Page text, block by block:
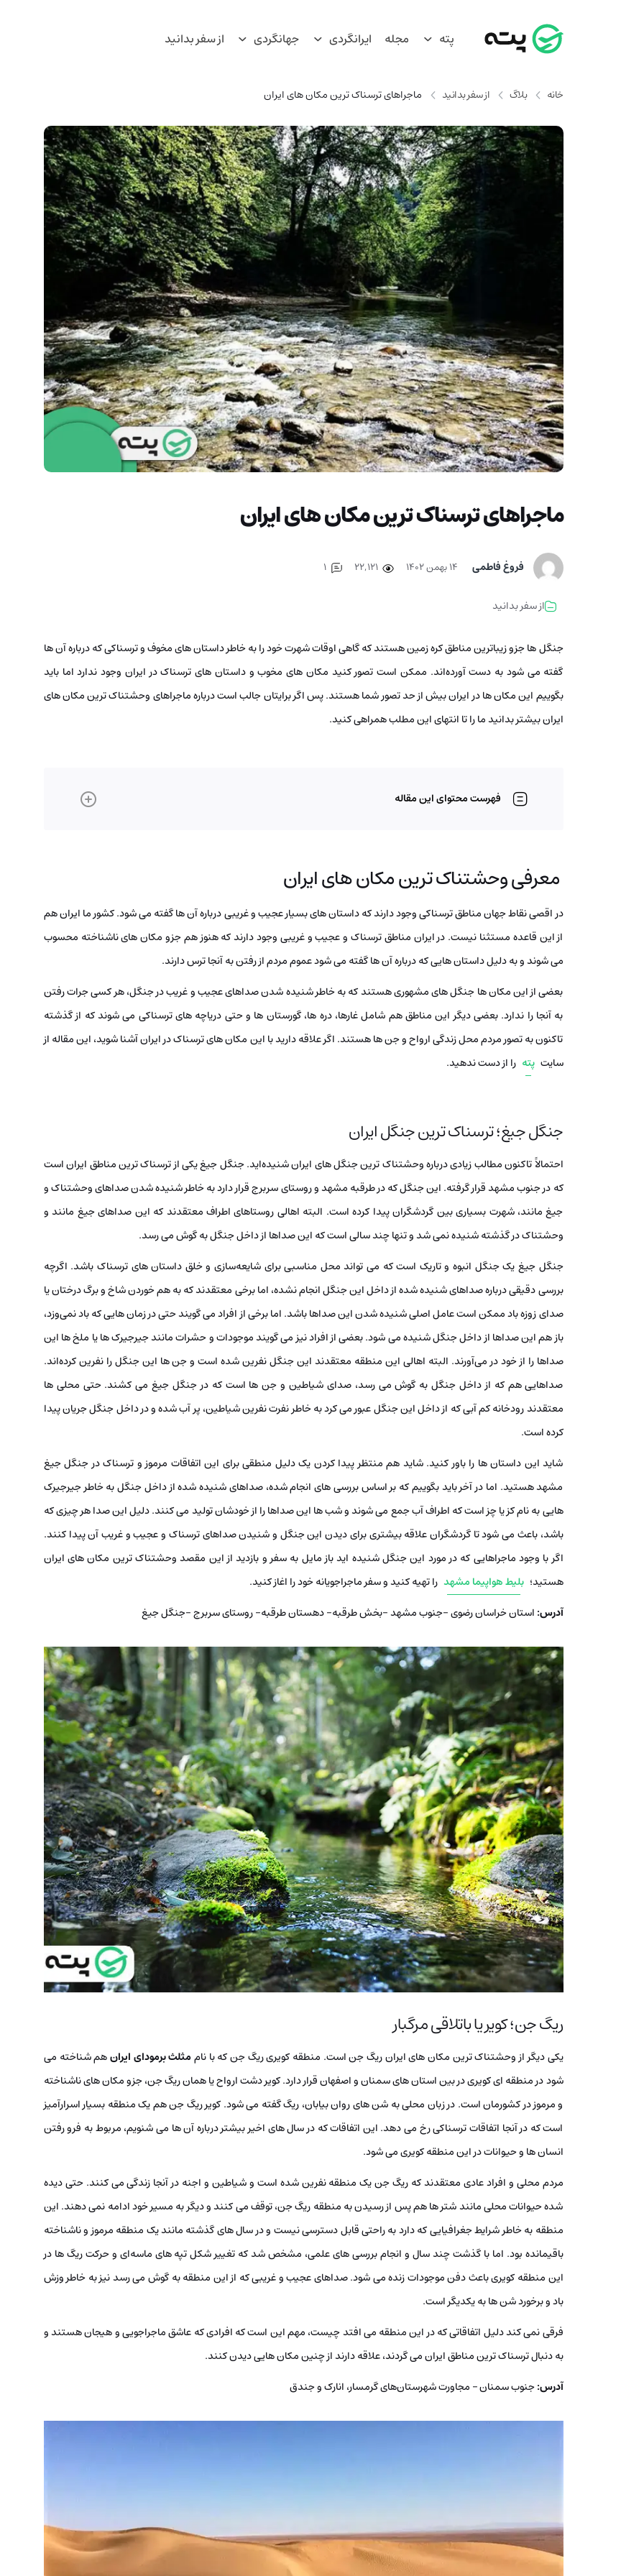
پته مجله ایرانگردی جهانگردی از سفر بدانید
خانه بلاگ از سفر بدانید ماجراهای ترسناک ترین مکان های ایران
ماجراهای ترسناک ترین مکان های ایران
فروغ فاطمی ۱۴ بهمن ۱۴۰۲ 22,121
1
از سفر بدانید
جنگل ‌ها جزو زیباترین مناطق کره زمین هستند که گاهی اوقات شهرت خود را به خاطر داستان ‌های مخوف و ترسناکی که درباره آن ها
گفته می‌ شود به دست آورده‌اند. ممکن است تصور کنید مکان های مخوب و داستان های ترسناک در ایران وجود ندارد اما باید
بگوییم این مکان ها در ایران بیش از حد تصور شما هستند. پس اگر برایتان جالب است درباره ماجراهای وحشتناک ‌ترین مکان های
ایران بیشتر بدانید ما را تا انتهای این مطلب همراهی کنید.
فهرست محتوای این مقاله
معرفی وحشتناک‌ ترین مکان های ایران
در اقصی نقاط جهان مناطق ترسناکی وجود دارند که داستان ‌های بسیار عجیب و غریبی درباره آن ها گفته می ‌شود. کشور ما ایران هم
از این قاعده مستثنا نیست. در ایران مناطق ترسناک و عجیب و غریبی وجود دارند که هنوز هم جزو مکان ‌های ناشناخته محسوب
می ‌شوند و به دلیل داستان ‌هایی که درباره آن ها گفته می ‌شود عموم مردم از رفتن به آنجا ترس دارند.
بعضی از این مکان‌ ها جنگل‌ های مشهوری هستند که به خاطر شنیده شدن صداهای عجیب و غریب در جنگل، هر کسی جرات رفتن
به آنجا را ندارد. بعضی دیگر این مناطق هم شامل غارها، دره‌ ها، گورستان‌ ها و حتی دریاچه‌ های ترسناکی می شوند که از گذشته
تاکنون به تصور مردم محل زندگی ارواح و جن ‌ها هستند. اگر علاقه دارید با این مکان‌ های ترسناک در ایران آشنا شوید، این مقاله از
سایت پته را از دست ندهید.
جنگل جیغ؛ ترسناک ‌ترین جنگل ایران
احتمالاً تاکنون مطالب زیادی درباره وحشتناک‌ ترین جنگل ‌های ایران شنیده‌اید. جنگل جیغ یکی از ترسناک ‌ترین مناطق ایران است
که در جنوب مشهد قرار گرفته. این جنگل که در طرقبه مشهد و روستای سربرج قرار دارد به خاطر شنیده شدن صداهای وحشتناک و
جیغ مانند، شهرت بسیاری بین گردشگران پیدا کرده است. البته اهالی روستاهای اطراف معتقدند که این صداهای جیغ مانند و
وحشتناک در گذشته شنیده نمی ‌شد و تنها چند سالی است که این صداها از داخل جنگل به گوش می ‌رسد.
جنگل جیغ یک جنگل انبوه و تاریک است که می ‌تواند محل مناسبی برای شایعه‌سازی و خلق داستان ‌های ترسناک باشد. اگرچه
بررسی دقیقی درباره صداهای شنیده شده از داخل این جنگل انجام نشده، اما برخی معتقدند که به هم خوردن شاخ و برگ درختان یا
صدای زوزه باد ممکن است عامل اصلی شنیده شدن این صداها باشد. اما برخی از افراد می گویند حتی در زمان‌ هایی که باد نمی‌وزد،
باز هم این صداها از داخل جنگل شنیده می‌ شود. بعضی از افراد نیز می ‌گویند موجودات و حشرات مانند جیرجیرک ‌ها یا ملخ‌ ها این
صداها را از خود در می‌آورند. البته اهالی این منطقه معتقدند این جنگل نفرین شده است و جن ‌ها این جنگل را نفرین کرده‌اند.
صداهایی هم که از داخل جنگل به گوش می ‌رسد، صدای شیاطین و جن ‌ها است که در جنگل جیغ می ‌کشند. حتی محلی‌ ها
معتقدند رودخانه کم آبی که از داخل این جنگل عبور می ‌کرد به خاطر نفرت نفرین شیاطین، پر آب شده و در داخل جنگل جریان پیدا
کرده است.
شاید این داستان‌ ها را باور کنید. شاید هم منتظر پیدا کردن یک دلیل منطقی برای این اتفاقات مرموز و ترسناک در جنگل جیغ
مشهد هستید. اما در آخر باید بگوییم که بر اساس بررسی ‌های انجام شده، صداهای شنیده شده از داخل جنگل به خاطر جیرجیرک‌
هایی به نام کز یا چز است که اطراف آب جمع می ‌شوند و شب‌ ها این صداها را از خودشان تولید می ‌کنند. دلیل این صدا هر چیزی که
باشد، باعث می‌ شود تا گردشگران علاقه بیشتری برای دیدن این جنگل و شنیدن صداهای ترسناک و عجیب و غریب آن پیدا کنند.‌
اگر با وجود ماجراهایی که در مورد این جنگل شنیده اید باز مایل به سفر و بازدید از این مقصد وحشتناک ترین مکان های ایران
هستید؛ بلیط هواپیما مشهد را تهیه کنید و سفر ماجراجویانه خود را اغاز کنید.
آدرس: استان خراسان رضوی -جنوب مشهد -بخش طرقبه- دهستان طرقبه- روستای سربرج -جنگل جیغ
ریگ جن؛ کویر یا باتلاقی مرگبار
یکی دیگر از وحشتناک ترین مکان های ایران ریگ جن است. منطقه کویری ریگ جن که با ناممثلث برمودای ایرانهم شناخته می
‌شود در منطقه ای کویری در بین استان ‌های سمنان و اصفهان قرار دارد. کویر دشت ارواح یا همان ریگ جن، جزو مکان ‌های ناشناخته
و مرموز در کشورمان است. در زبان محلی به شن های روان بیابان، ریگ گفته می‌ شود. کویر ریگ جن هم یک منطقه بسیار اسرارآمیز
است که در آنجا اتفاقات ترسناکی رخ می‌ دهد. این اتفاقات که در سال‌ های اخیر بیشتر درباره آن ها می شنویم، مربوط به فرو رفتن
انسان ‌ها و حیوانات در این منطقه کویری می ‌شود.
مردم محلی و افراد عادی معتقدند که ریگ جن یک منطقه نفرین شده است و شیاطین و اجنه در آنجا زندگی می ‌کنند. حتی دیده
شده حیوانات محلی مانند شتر ها هم پس از رسیدن به منطقه ریگ جن، توقف می ‌کنند و دیگر به مسیر خود ادامه نمی ‌دهند. این
منطقه به خاطر شرایط جغرافیایی که دارد به راحتی قابل دسترسی نیست و در سال ‌های گذشته مانند یک منطقه مرموز و ناشناخته
باقیمانده بود. اما با گذشت چند سال و انجام بررسی‌ های علمی، مشخص شد که تغییر شکل تپه ‌های ماسه‌ای و حرکت ریگ‌ ها در
این منطقه کویری باعث دفن موجودات زنده می ‌شود. صداهای عجیب و غریبی که از این منطقه به گوش می ‌رسد نیز به خاطر وزش
باد و برخورد شن‌ ها به یکدیگر است.
فرقی نمی ‌کند دلیل اتفاقاتی که در این منطقه می ‌افتد چیست، مهم این است که افرادی که عاشق ماجراجویی و هیجان هستند و
به دنبال ترسناک ‌ترین مناطق ایران می ‌گردند، علاقه دارند از چنین مکان‌ هایی دیدن کنند.
آدرس:جنوب سمنان – مجاورت شهرستان‌های گرمسار، انارک و جندق